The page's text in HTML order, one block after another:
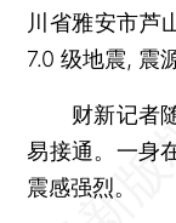
川省雅安市芦
7.0 级地震, 震
财新记者随
易接通。一身
震感强烈。